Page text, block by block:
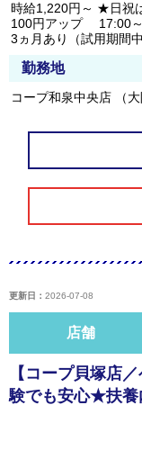
時給1,220円～ ★日祝
100円アップ 17:00
3ヵ月あり（試用期間
勤務地
コープ和泉中央店 （
更新日： 2026-07-08
店舗
【コープ貝塚店
験でも安心★扶